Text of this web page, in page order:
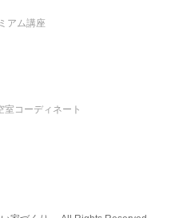
アム講座
室コーディネート